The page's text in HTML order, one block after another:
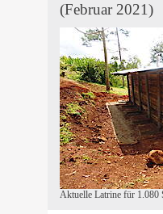
(Februar 2021)
Aktuelle Latrine für 1.080